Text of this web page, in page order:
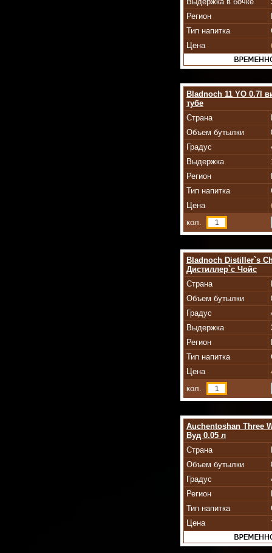
Регион
Тип напитка
Цена
Bladnoch 11 YO 0.7l
тубе
Страна
Объем бутылки
Градус
Выдержка
Регион
Тип напитка
Цена
кол.
Bladnoch Distiller`s
Дистиллер`c Чойс
Страна
Объем бутылки
Градус
Выдержка
Регион
Тип напитка
Цена
кол.
Auchentoshan Three
Вуд 0.05 л
Страна
Объем бутылки
Градус
Регион
Тип напитка
Цена